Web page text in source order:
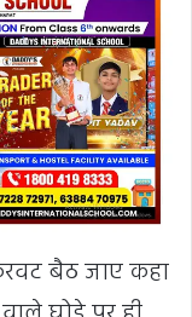
बैठ जाए कहा